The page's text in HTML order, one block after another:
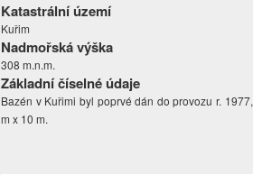
Katastrální území
Kuřim
Nadmořská výška
308 m.n.m.
Základní číselné údaje
Bazén v Kuřimi byl poprvé dán do provozu r.
m x 10 m.